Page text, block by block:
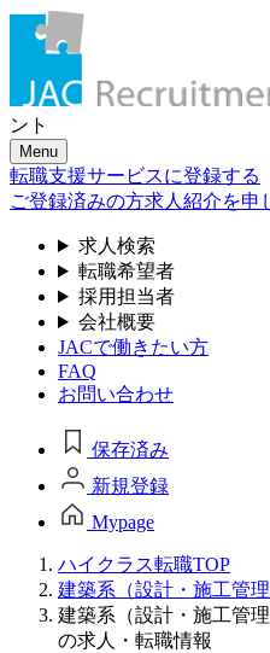
ント
Menu
転職支援サービスに登録する
ご登録済みの方求人紹介を申
求人検索
転職希望者
採用担当者
会社概要
JACで働きたい方
FAQ
お問い合わせ
保存済み
新規登録
Mypage
ハイクラス転職TOP
建築系（設計・施工管理
建築系（設計・施工管
の求人・転職情報